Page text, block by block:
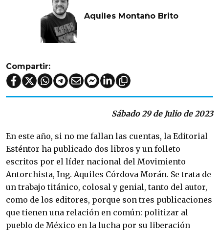
Aquiles Montaño Brito
Compartir:
Sábado 29 de Julio de 2023
En este año, si no me fallan las cuentas, la Editorial
Esténtor ha publicado dos libros y un folleto
escritos por el líder nacional del Movimiento
Antorchista, Ing. Aquiles Córdova Morán. Se trata de
un trabajo titánico, colosal y genial, tanto del autor,
como de los editores, porque son tres publicaciones
que tienen una relación en común: politizar al
pueblo de México en la lucha por su liberación